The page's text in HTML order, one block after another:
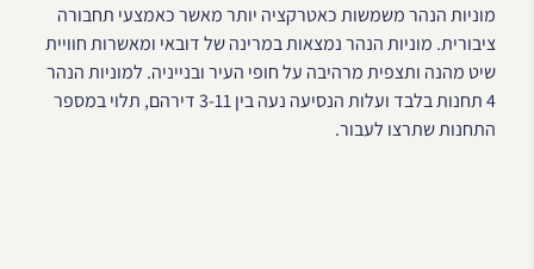
מוניות הנהר משמשות כאטרקציה יותר מאשר כאמצעי תחבורה
ציבורית. מוניות הנהר נמצאות במרינה של דובאי ומאשרות חוויית
שיט מהנה ותצפית מרהיבה על חופי העיר ובנייניה. למוניות הנהר
4 תחנות בלבד ועלות הנסיעה נעה בין 3-11 דירהם, תלוי במספר
התחנות שתרצו לעבור.